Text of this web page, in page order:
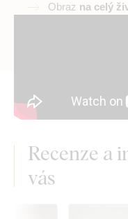
Obraz na celý
Recenze a
vás